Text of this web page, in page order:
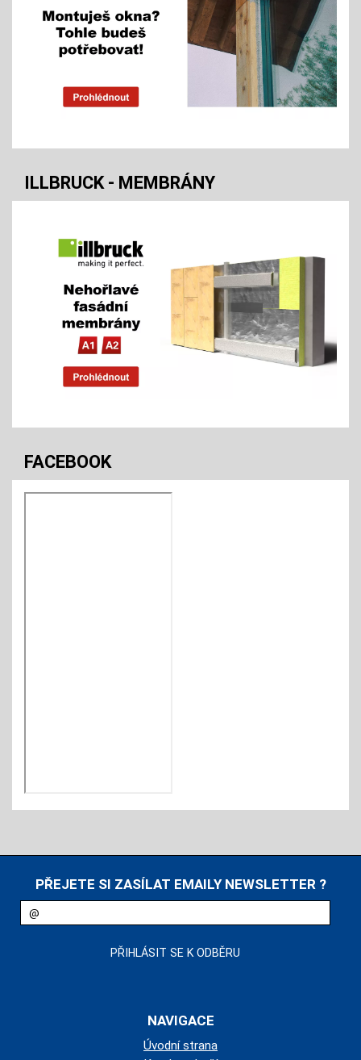
EMOS LED ŽÁROVKA S USB
P4719, 1450000470
110CZK
1 090CZK
ILLBRUCK - MEMBRÁNY
FACEBOOK
PŘEJETE SI ZASÍLAT EMAILY NEWSLETTER ?
NAVIGACE
Úvodní strana